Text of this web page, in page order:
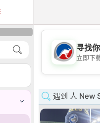
寻找
立即下
遇到 人 New